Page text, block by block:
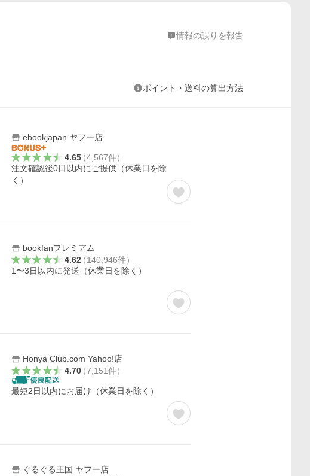
情報の誤りを報告
ポイント・送料の算出方法
ebookjapan ヤフー店
4.65（4,567件）
注文確認後0日以内にご提供（休業日を除
く）
bookfanプレミアム
4.62（140,946件）
1〜3日以内に発送（休業日を除く）
Honya Club.com Yahoo!店
4.70（7,151件）
最短2日以内にお届け（休業日を除く）
ぐるぐる王国 ヤフー店